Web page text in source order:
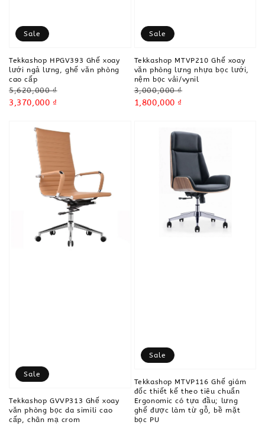
Sale
Tekkashop HPGV393 Ghế xoay
lưới ngả lưng, ghế văn phòng
cao cấp
Regular
price
5,620,000 ₫
Sale
3,370,000 ₫
Sale
Tekkashop MTVP210 Ghế xoay
văn phòng lưng nhựa bọc lưới,
nệm bọc vải/vynil
Regular
price
3,000,000 ₫
Sale
1,800,000 ₫
Sale
Tekkashop GVVP313 Ghế xoay
văn phòng bọc da simili cao
cấp, chân mạ crom
Sale
Tekkashop MTVP116 Ghế giám
đốc thiết kế theo tiêu chuẩn
Ergonomic có tựa đầu; lưng
ghế được làm từ gỗ, bề mặt
bọc PU